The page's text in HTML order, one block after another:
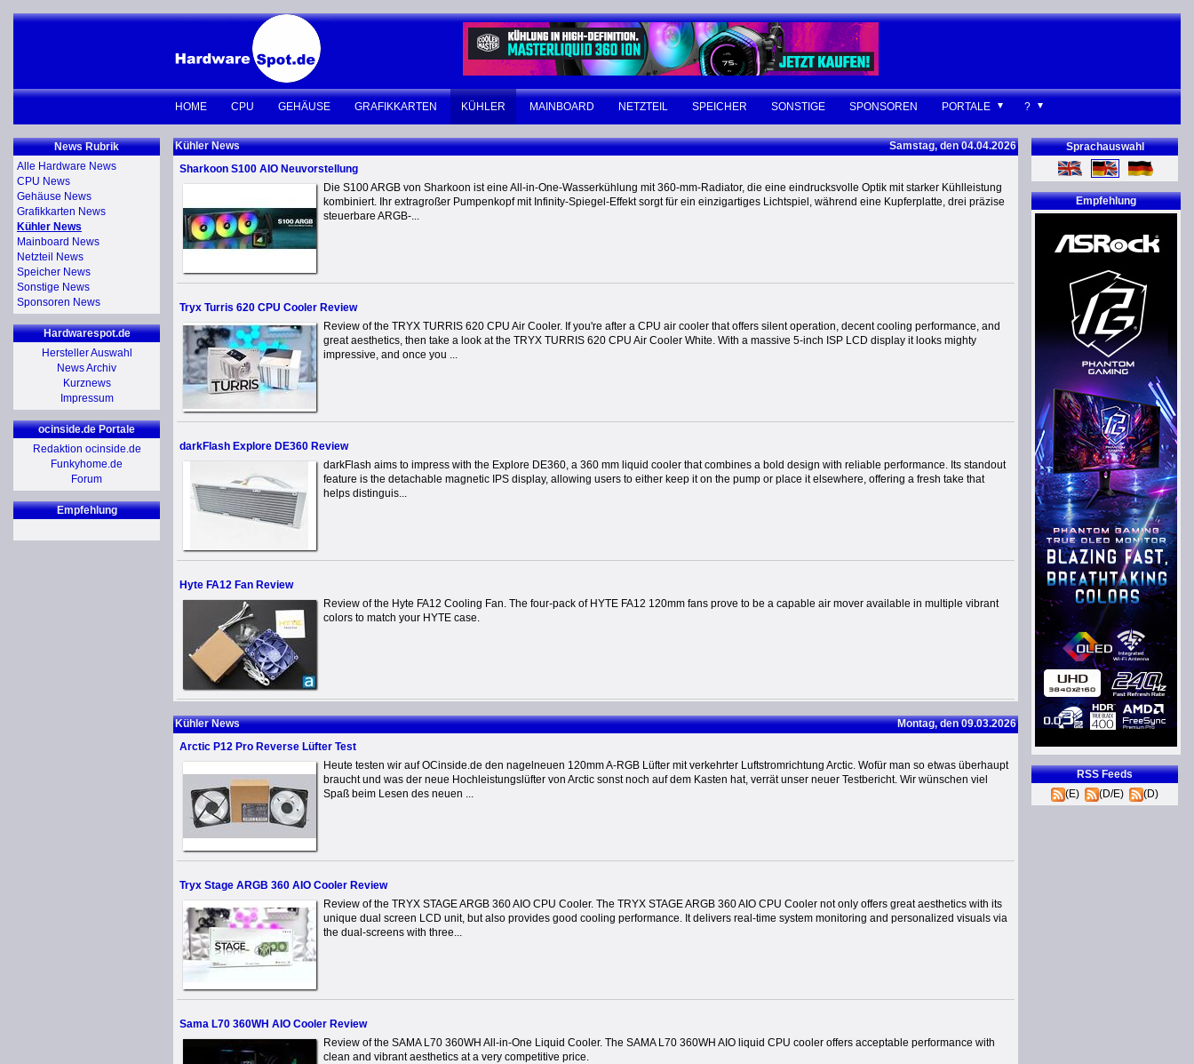
HOME CPU GEHÄUSE GRAFIKKARTEN KÜHLER MAINBOARD NETZTEIL SPEICHER SONSTIGE SPONSOREN PORTALE ?
News Rubrik
Alle Hardware News
CPU News
Gehäuse News
Grafikkarten News
Kühler News
Mainboard News
Netzteil News
Speicher News
Sonstige News
Sponsoren News
Hardwarespot.de
Hersteller Auswahl
News Archiv
Kurznews
Impressum
ocinside.de Portale
Redaktion ocinside.de
Funkyhome.de
Forum
Empfehlung
Kühler News
Samstag, den 04.04.2026
Sharkoon S100 AIO Neuvorstellung
Die S100 ARGB von Sharkoon ist eine All-in-One-Wasserkühlung mit 360-mm-Radiator, die eine eindrucksvolle Optik mit starker Kühlleistung
kombiniert. Ihr extragroßer Pumpenkopf mit Infinity-Spiegel-Effekt sorgt für ein einzigartiges Lichtspiel, während eine Kupferplatte, drei präzise
steuerbare ARGB-...
Tryx Turris 620 CPU Cooler Review
Review of the TRYX TURRIS 620 CPU Air Cooler. If you're after a CPU air cooler that offers silent operation, decent cooling performance, and
great aesthetics, then take a look at the TRYX TURRIS 620 CPU Air Cooler White. With a massive 5-inch ISP LCD display it looks mighty
impressive, and once you ...
darkFlash Explore DE360 Review
darkFlash aims to impress with the Explore DE360, a 360 mm liquid cooler that combines a bold design with reliable performance. Its standout
feature is the detachable magnetic IPS display, allowing users to either keep it on the pump or place it elsewhere, offering a fresh take that
helps distinguis...
Hyte FA12 Fan Review
Review of the Hyte FA12 Cooling Fan. The four-pack of HYTE FA12 120mm fans prove to be a capable air mover available in multiple vibrant
colors to match your HYTE case.
Kühler News
Montag, den 09.03.2026
Arctic P12 Pro Reverse Lüfter Test
Heute testen wir auf OCinside.de den nagelneuen 120mm A-RGB Lüfter mit verkehrter Luftstromrichtung Arctic. Wofür man so etwas überhaupt
braucht und was der neue Hochleistungslüfter von Arctic sonst noch auf dem Kasten hat, verrät unser neuer Testbericht. Wir wünschen viel
Spaß beim Lesen des neuen ...
Tryx Stage ARGB 360 AIO Cooler Review
Review of the TRYX STAGE ARGB 360 AIO CPU Cooler. The TRYX STAGE ARGB 360 AIO CPU Cooler not only offers great aesthetics with its
unique dual screen LCD unit, but also provides good cooling performance. It delivers real-time system monitoring and personalized visuals via
the dual-screens with three...
Sama L70 360WH AIO Cooler Review
Review of the SAMA L70 360WH All-in-One Liquid Cooler. The SAMA L70 360WH AIO liquid CPU cooler offers acceptable performance with
clean and vibrant aesthetics at a very competitive price.
Sprachauswahl
Empfehlung
RSS Feeds
(E)
(D/E) (D)